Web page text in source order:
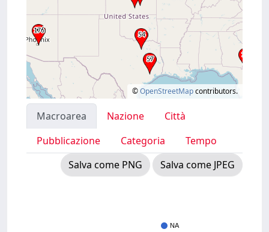
©OpenStreetMapcontributors.
Macroarea Nazione
Città
Pubblicazione
Categoria
Tempo
Salva come PNG
Salva come JPEG
NA